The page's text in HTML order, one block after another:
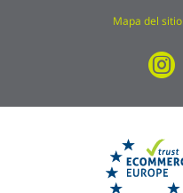
Mapa del sitio